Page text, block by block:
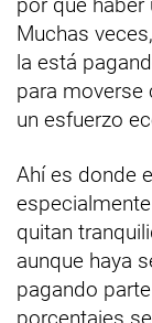
Muchas
la está
para moverse
un esfuerzo
Ahí es donde
quitan
aunque haya
pagando
porcentajes